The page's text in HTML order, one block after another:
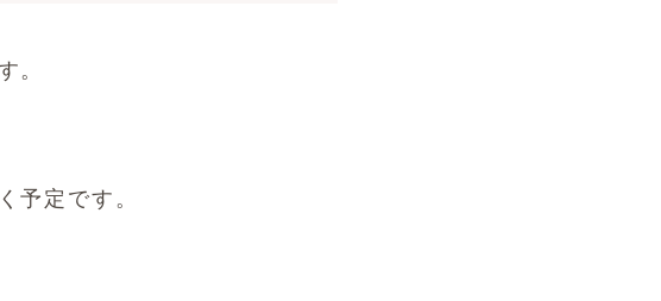
。
予定です。